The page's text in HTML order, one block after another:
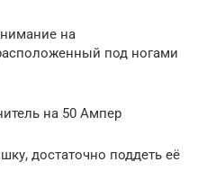
на
под ногами
на 50 Ампер
достаточно поддеть её